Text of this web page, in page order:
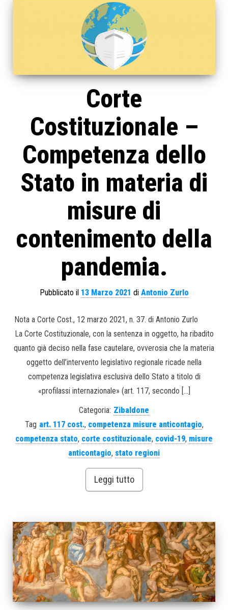
Corte
Costituzionale –
Competenza dello
Stato in materia di
misure di
contenimento della
pandemia.
Pubblicato il 13 Marzo 2021 di Antonio Zurlo
Nota a Corte Cost., 12 marzo 2021, n. 37. di Antonio Zurlo
La Corte Costituzionale, con la sentenza in oggetto, ha ribadito
quanto già deciso nella fase cautelare, ovverosia che la materia
oggetto dell’intervento legislativo regionale ricade nella
competenza legislativa esclusiva dello Stato a titolo di
«profilassi internazionale» (art. 117, secondo […]
Categoria: Zibaldone
Tag art. 117 cost., competenza misure anticontagio,
competenza stato, corte costituzionale, covid-19, misure
anticontagio, stato regioni
Leggi tutto